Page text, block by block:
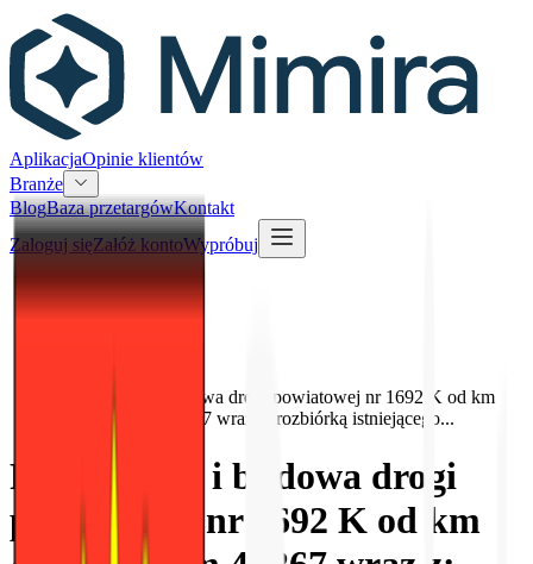
AplikacjaOpinie klientów
Branże
BlogBaza przetargówKontakt
Zaloguj sięZałóż kontoWypróbuj
Przetargi
Rozbudowa i budowa drogi powiatowej nr 1692 K od km
4+135 do km 4+267 wraz z: rozbiórką istniejącego...
Rozbudowa i budowa drogi
powiatowej nr 1692 K od km